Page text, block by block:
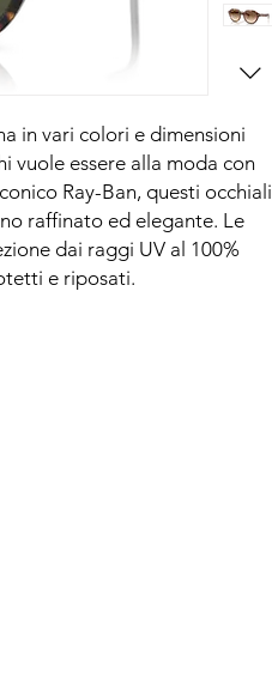
in vari colori e dimensioni
vuole essere alla moda con
Ray-Ban, questi occhiali
raffinato ed elegante. Le
dai raggi UV al 100%
e riposati.